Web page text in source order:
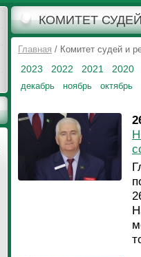
КОМИТЕТ
Главная / Комитет судей и
2023 2022 2021 2020
декабрь ноябрь октябрь